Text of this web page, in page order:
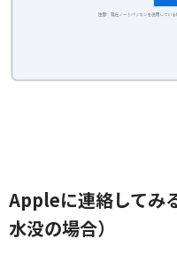
Appleに連絡してみ
水没の場合）